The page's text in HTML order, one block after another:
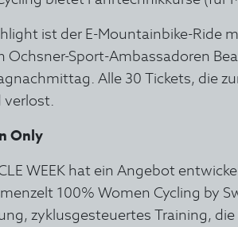
ist der E-Mountainbike-Ride
Ochsner-Sport-Ambassadoren
Alle 30 Tickets, die
verlost.
Only
WEEK hat ein Angebot
100% Women Cycling by
zyklusgesteuertes Training,